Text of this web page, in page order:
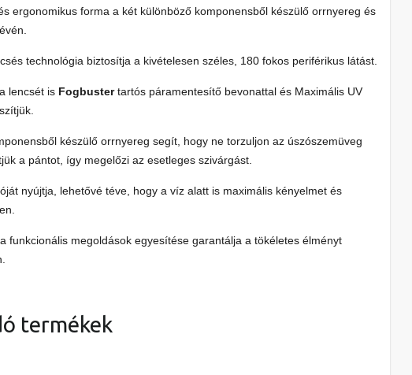
ergonomikus forma a két különböző komponensből készülő orrnyereg és
technológia biztosítja a kivételesen széles, 180 fokos periférikus látást.
lencsét is Fogbustertartós páramentesítő bevonattal és Maximális UV
készülő orrnyereg segít, hogy ne torzuljon az úszószemüveg
a pántot, így megelőzi az esetleges szivárgást.
nyújtja, lehetővé téve, hogy a víz alatt is maximális kényelmet és
funkcionális megoldások egyesítése garantálja a tökéletes élményt
termékek